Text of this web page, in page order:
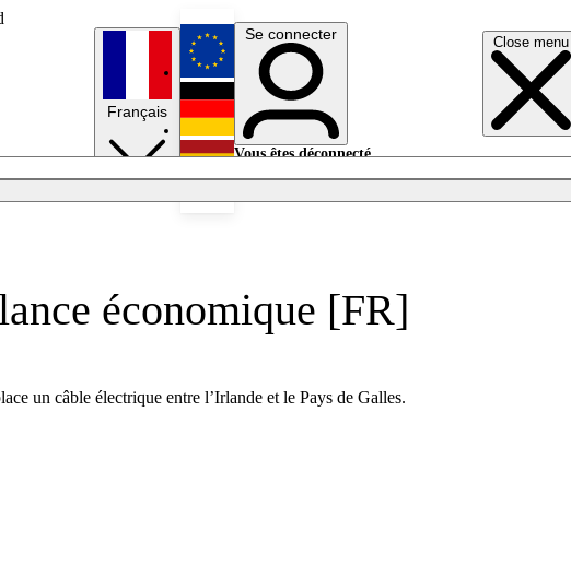
Close menu
Français
English
Deutsch
Se connecter
Vous êtes déconnecté.
économique [FR]
un câble électrique entre l’Irlande et le Pays de Galles.